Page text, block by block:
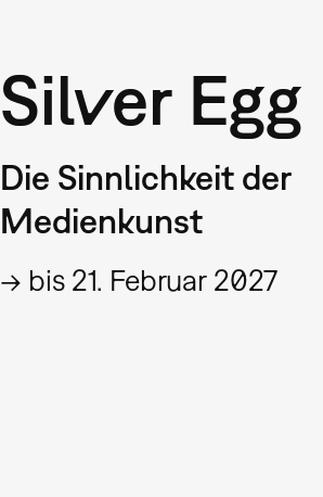
Silver Egg
Die Sinnlichkeit der
Medienkunst
→ bis 21. Februar 2027